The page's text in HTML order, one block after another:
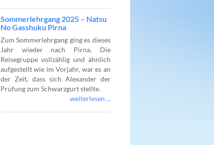
Sommerlehrgang 2025 – Natsu
No Gasshuku Pirna
Zum Sommerlehrgang ging es dieses
Jahr wieder nach Pirna. Die
Reisegruppe vollzählig und ähnlich
aufgestellt wie im Vorjahr, war es an
der Zeit, dass sich Alexander der
Prüfung zum Schwarzgurt stellte.
weiterlesen ...